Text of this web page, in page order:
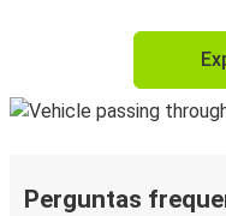
Perguntas